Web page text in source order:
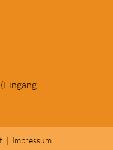
| Impressum